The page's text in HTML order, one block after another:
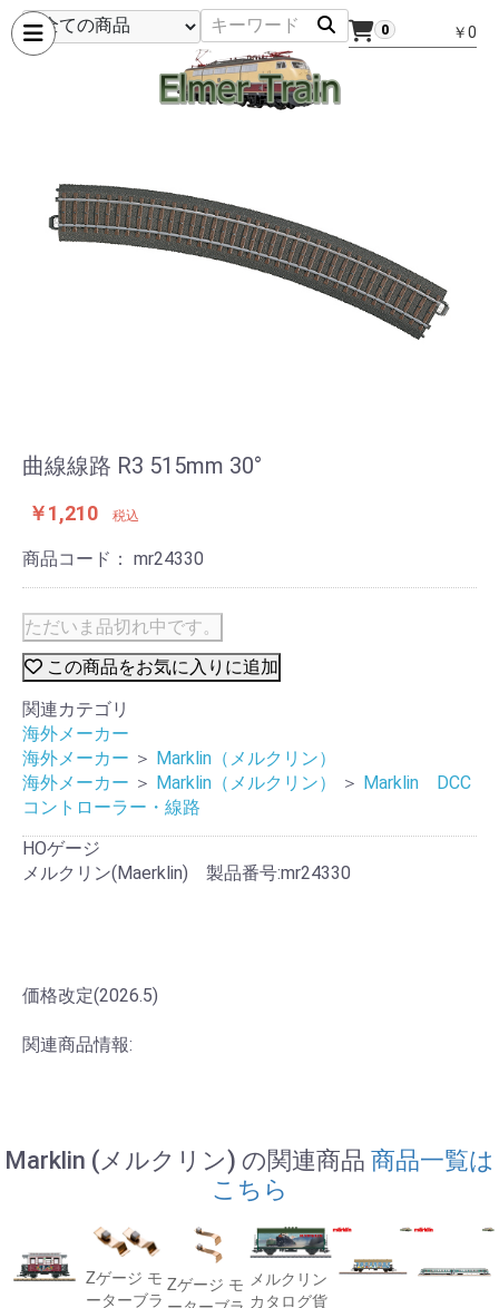
0 ￥0
曲線線路 R3 515mm 30°
￥1,210 税込
商品コード： mr24330
ただいま品切れ中です。
この商品をお気に入りに追加
関連カテゴリ
海外メーカー
海外メーカー ＞ Marklin（メルクリン）
海外メーカー ＞ Marklin（メルクリン） ＞ Marklin DCC
コントローラー・線路
HOゲージ
メルクリン(Maerklin) 製品番号:mr24330
価格改定(2026.5)
関連商品情報:
Marklin (メルクリン) の関連商品 商品一覧は
こちら
Zゲージ モ
ーターブラ
Zゲージ モ メルクリン
カタログ貨